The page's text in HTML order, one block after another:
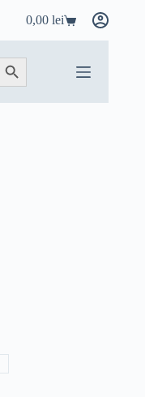
Coș
de
cumpărături
0,00lei
Search Button